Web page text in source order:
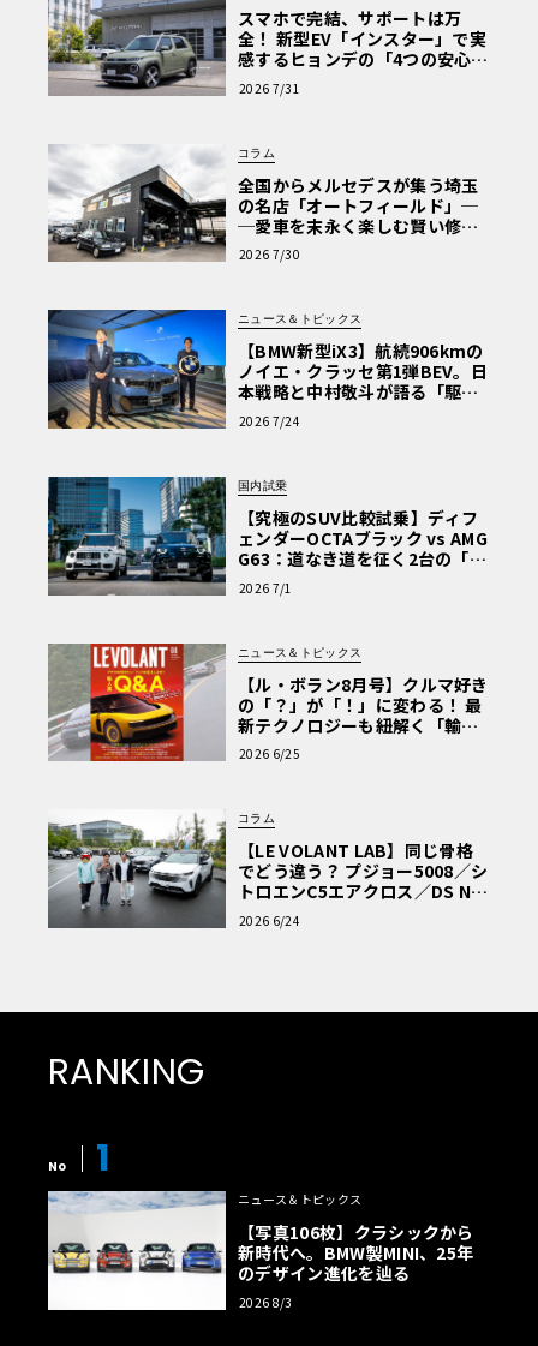
スマホで完結、サポートは万
全！ 新型EV「インスター」で実
感するヒョンデの「4つの安心」
【第1回・ヒョンデ6つの疑問：
Why? Hyundai?】〈PR〉
2026 7/31
コラム
全国からメルセデスが集う埼玉
の名店「オートフィールド」─
─愛車を末永く楽しむ賢い修理
術と、プロがフックス製オイル
を選ぶ理由〈PR〉
2026 7/30
ニュース＆トピックス
【BMW新型iX3】航続906kmの
ノイエ・クラッセ第1弾BEV。日
本戦略と中村敬斗が語る「駆け
ぬける歓び」
2026 7/24
国内試乗
【究極のSUV比較試乗】ディフ
ェンダーOCTAブラック vs AMG
G63：道なき道を征く2台の「対
極的アプローチ」
2026 7/1
ニュース＆トピックス
【ル・ボラン8月号】クルマ好き
の「？」が「！」に変わる！ 最
新テクノロジーも紐解く「輸入
車Q&A」
2026 6/25
コラム
【LE VOLANT LAB】同じ骨格
でどう違う？ プジョー5008／シ
トロエンC5エアクロス／DS Nº4
読者一気乗りレポート
2026 6/24
RANKING
No 1
ニュース＆トピックス
【写真106枚】クラシックから
新時代へ。BMW製MINI、25年
のデザイン進化を辿る
2026 8/3